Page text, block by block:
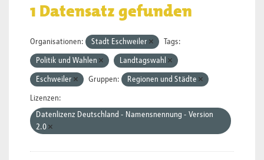
1 Datensatz gefunden
Organisationen: Stadt Eschweiler Tags:
Politik und Wahlen Landtagswahl
Eschweiler Gruppen: Regionen und Städte
Lizenzen:
Datenlizenz Deutschland - Namensnennung - Version
2.0